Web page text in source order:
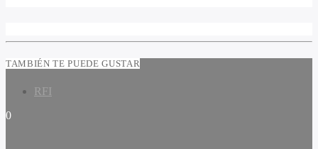
TAMBIÉN TE PUEDE GUSTAR
RFI
0